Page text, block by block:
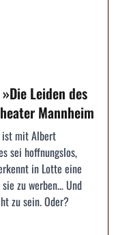
Leiden des
Mannheim
ist mit Albert
sei hoffnungslos,
in Lotte eine
zu werben… Und
zu sein. Oder?